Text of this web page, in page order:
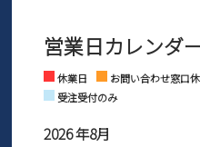
さい。
※土日祝はお問い合わせ窓口休
Facebook Instagram
営業日カレンダ
休業日
お問い合わせ窓口
受注受付のみ
2026 年8月